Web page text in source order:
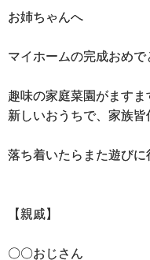
お姉ちゃんへ
マイホームの完成おめで
趣味の家庭菜園がますま
新しいおうちで、家族皆
落ち着いたらまた遊びに
【親戚】
〇〇おじさん